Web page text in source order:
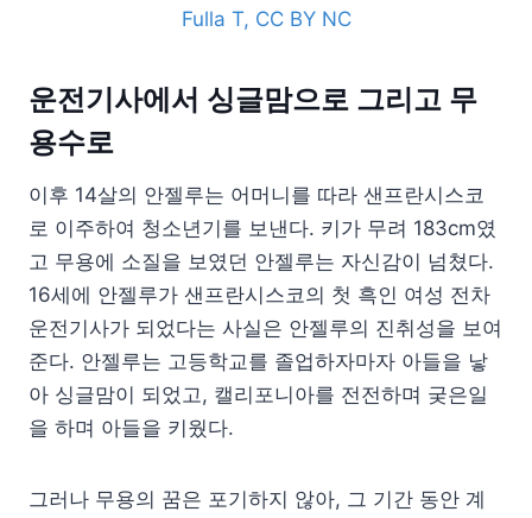
Fulla T, CC BY NC
운전기사에서 싱글맘으로 그리고 무
용수로
이후 14살의 안젤루는 어머니를 따라 샌프란시스코
로 이주하여 청소년기를 보낸다. 키가 무려 183cm였
고 무용에 소질을 보였던 안젤루는 자신감이 넘쳤다.
16세에 안젤루가 샌프란시스코의 첫 흑인 여성 전차
운전기사가 되었다는 사실은 안젤루의 진취성을 보여
준다. 안젤루는 고등학교를 졸업하자마자 아들을 낳
아 싱글맘이 되었고, 캘리포니아를 전전하며 궂은일
을 하며 아들을 키웠다.
그러나 무용의 꿈은 포기하지 않아, 그 기간 동안 계